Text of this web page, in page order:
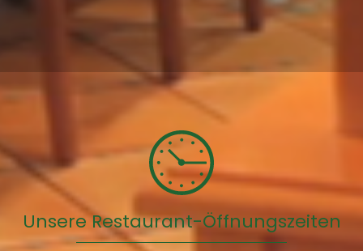
Unsere Restaurant-Öffnungszeiten